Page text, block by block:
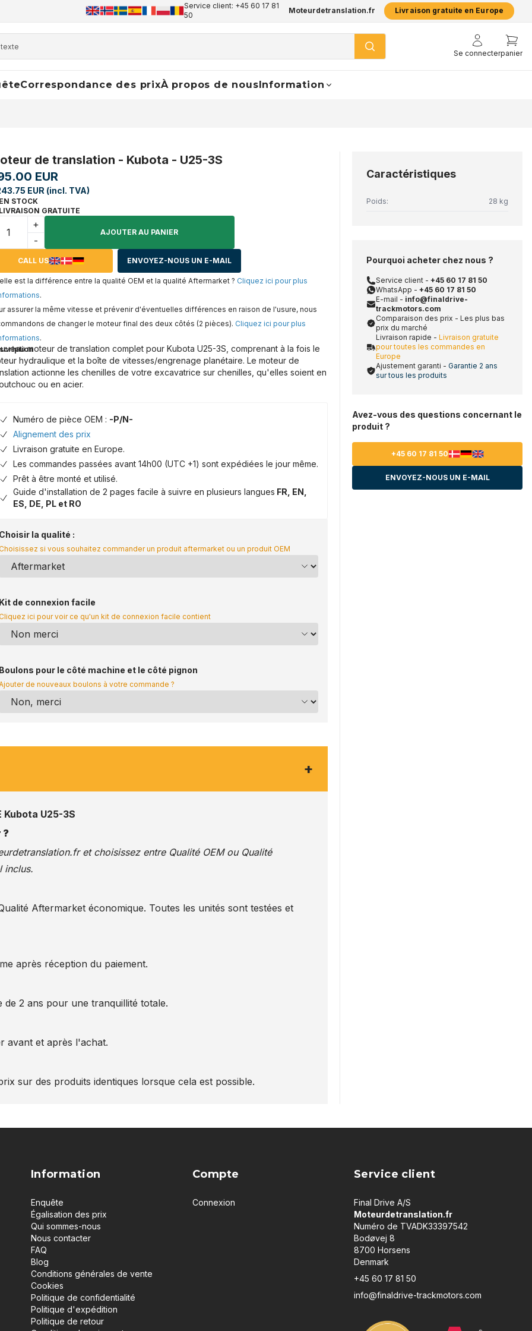
Service client: +45 60 17 81
50
Moteurdetranslation.fr Livraison gratuite en Europe
Se connecterpanier
Correspondance des prixÀ propos de nousInformation
de translation - Kubota - U25-3S
EUR
EUR (incl. TVA)
EN STOCK
LIVRAISON GRATUITE
+
-
AJOUTER AU PANIER
CALL US ENVOYEZ-NOUS UN E-MAIL
est la différence entre la qualité OEM et la qualité Aftermarket ? Cliquez ici pour plus
.
assurer la même vitesse et prévenir d'éventuelles différences en raison de l'usure, nous
de changer le moteur final des deux côtés (2 pièces). Cliquez ici pour plus
.
moteur de translation complet pour Kubota U25-3S, comprenant à la fois le
hydraulique et la boîte de vitesses/engrenage planétaire. Le moteur de
actionne les chenilles de votre excavatrice sur chenilles, qu'elles soient en
ou en acier.
Numéro de pièce OEM : -P/N-
Alignement des prix
Livraison gratuite en Europe.
Les commandes passées avant 14h00 (UTC +1) sont expédiées le jour même.
Prêt à être monté et utilisé.
Guide d'installation de 2 pages facile à suivre en plusieurs langues FR, EN,
ES, DE, PL et RO
Choisir la qualité :
si vous souhaitez commander un produit aftermarket ou un produit OEM
Kit de connexion facile
ici pour voir ce qu'un kit de connexion facile contient
Boulons pour le côté machine et le côté pignon
de nouveaux boulons à votre commande ?
+
Kubota U25-3S
?
et choisissez entre Qualité OEM ou Qualité
inclus.
Aftermarket économique. Toutes les unités sont testées et
après réception du paiement.
2 ans pour une tranquillité totale.
avant et après l'achat.
sur des produits identiques lorsque cela est possible.
Caractéristiques
Poids: 28 kg
Pourquoi acheter chez nous ?
Service client - +45 60 17 81 50
WhatsApp - +45 60 17 81 50
E-mail - info@finaldrive-
trackmotors.com
Comparaison des prix - Les plus bas
prix du marché
Livraison rapide - Livraison gratuite
pour toutes les commandes en
Europe
Ajustement garanti - Garantie 2 ans
sur tous les produits
Avez-vous des questions concernant le
produit ?
+45 60 17 81 50
ENVOYEZ-NOUS UN E-MAIL
Information
Enquête
Égalisation des prix
Qui sommes-nous
Nous contacter
FAQ
Blog
Conditions générales de vente
Cookies
Politique de confidentialité
Politique d'expédition
Politique de retour
Compte
Connexion
Service client
Final Drive A/S
Moteurdetranslation.fr
Numéro de TVADK33397542
Bodøvej 8
8700 Horsens
Denmark
+45 60 17 81 50
info@finaldrive-trackmotors.com